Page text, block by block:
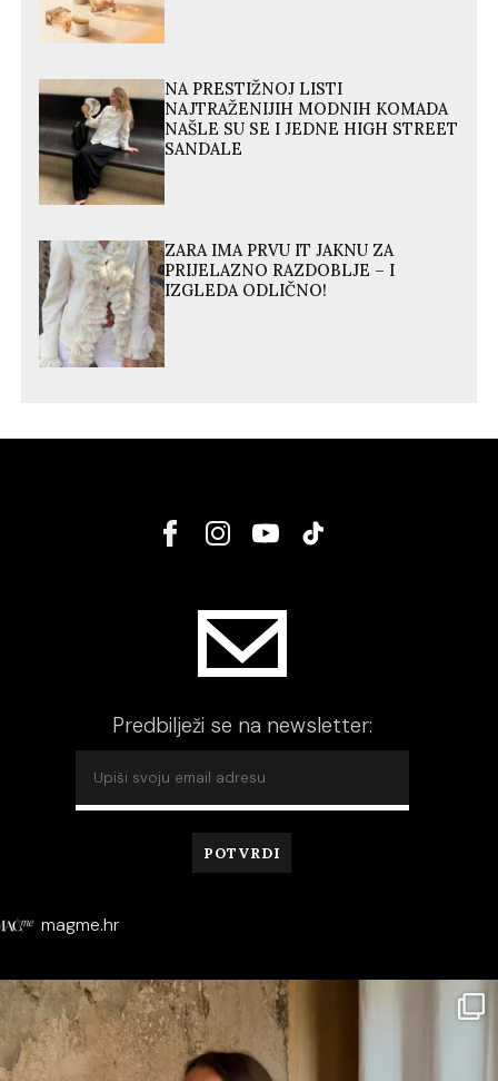
NA PRESTIŽNOJ LISTI
NAJTRAŽENIJIH MODNIH KOMADA
NAŠLE SU SE I JEDNE HIGH STREET
SANDALE
ZARA IMA PRVU IT JAKNU ZA
PRIJELAZNO RAZDOBLJE – I
IZGLEDA ODLIČNO!
Predbilježi se na newsletter:
magme.hr